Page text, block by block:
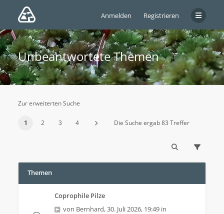
Anmelden Registrieren
Unbeantwortete Themen
Zur erweiterten Suche
1 2 3 4 Die Suche ergab 83 Treffer
Themen
Coprophile Pilze
von Bernhard,30. Juli 2026, 19:49 in